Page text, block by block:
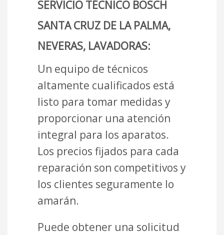
SERVICIO TÉCNICO BOSCH
SANTA CRUZ DE LA PALMA,
NEVERAS, LAVADORAS:
Un equipo de técnicos
altamente cualificados está
listo para tomar medidas y
proporcionar una atención
integral para los aparatos.
Los precios fijados para cada
reparación son competitivos y
los clientes seguramente lo
amarán.
Puede obtener una solicitud